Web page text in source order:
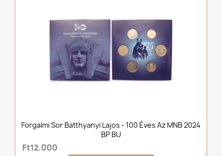
Forgalmi Sor Batthyanyi Lajos - 100 Éves Az MNB 2024
BP BU
Ft12,000